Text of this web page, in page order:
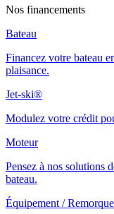
Nos financements
Bateau
Financez votre bateau
plaisance.
Jet-ski®
Modulez votre crédit
Moteur
Pensez à nos solutions
bateau.
Équipement / Remorque